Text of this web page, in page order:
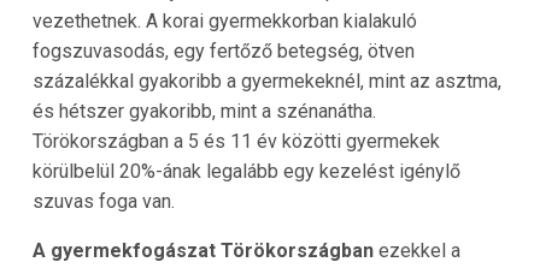
vezethetnek. A korai gyermekkorban kialakuló
fogszuvasodás, egy fertőző betegség, ötven
százalékkal gyakoribb a gyermekeknél, mint az asztma,
és hétszer gyakoribb, mint a szénanátha.
Törökországban a 5 és 11 év közötti gyermekek
körülbelül 20%-ának legalább egy kezelést igénylő
szuvas foga van.
A gyermekfogászat Törökországbanezekkel a